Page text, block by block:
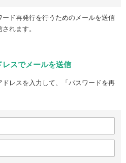
ド再発行を行うためのメールを送信
れます。
スでメールを送信
レスを入力して、「パスワードを再